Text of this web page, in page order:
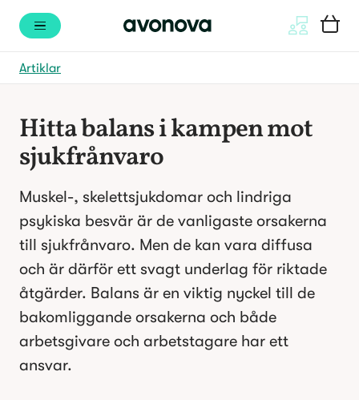
Artiklar
Hitta balans i kampen mot
sjukfrånvaro
Muskel-, skelettsjukdomar och lindriga
psykiska besvär är de vanligaste orsakerna
till sjukfrånvaro. Men de kan vara diffusa
och är därför ett svagt underlag för riktade
åtgärder. Balans är en viktig nyckel till de
bakomliggande orsakerna och både
arbetsgivare och arbetstagare har ett
ansvar.